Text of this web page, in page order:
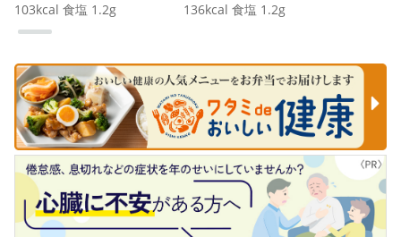
103kcal 食塩 1.2g 136kcal 食塩 1.2g